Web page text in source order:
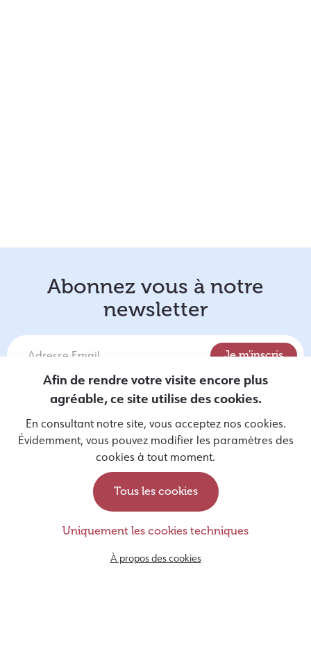
Abonnez vous à notre
newsletter
J'autorise Entrevues à utiliser mes données personnelles
pour m'envoyer des informations par email, conformément à
sa politique de protection des données disponible ici.
Devenir famille d’accueil
Soutenir les chiens guides
Afin de rendre votre visite encore plus
agréable, ce site utilise des cookies.
En consultant notre site, vous acceptez nos cookies.
Évidemment, vous pouvez modifier les paramètres des
cookies à tout moment.
Tous les cookies
Uniquement les cookies techniques
À propos des cookies